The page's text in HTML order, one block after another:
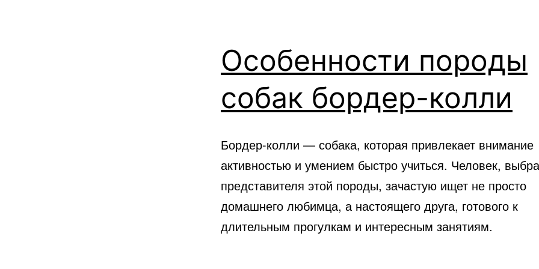
Особенности породы
собак бордер-колли
Бордер-колли — собака, которая привлекает внимание
активностью и умением быстро учиться. Человек,
представителя этой породы, зачастую ищет не просто
домашнего любимца, а настоящего друга, готового к
длительным прогулкам и интересным занятиям.